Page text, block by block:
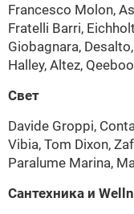
Francesco Molon,
Fratelli Barri,
Giobagnara,
Halley, Altez,
Свет
Davide Groppi,
Vibia, Tom Dixon,
Paralume Marina,
Сантехника и